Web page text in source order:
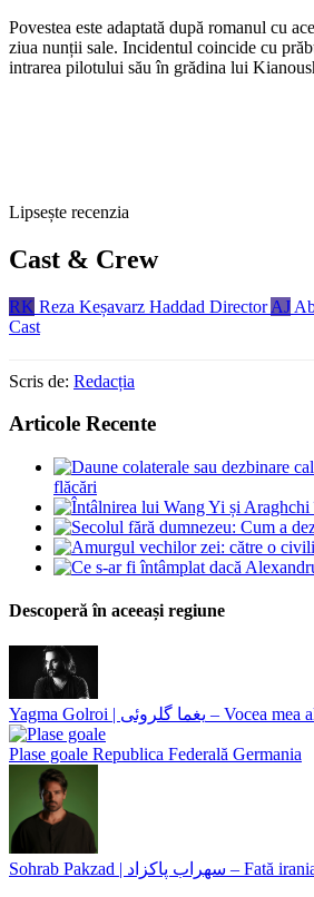
Povestea este adaptată după romanul cu
ziua nunții sale. Incidentul coincide cu
intrarea pilotului său în grădina lui
Lipsește recenzia
Cast & Crew
RK Reza Keșavarz Haddad Director AJ
Cast
Scris de: Redacția
Articole Recente
flăcări
Descoperă în aceeași regiune
Plase goale Republica Federală Germania